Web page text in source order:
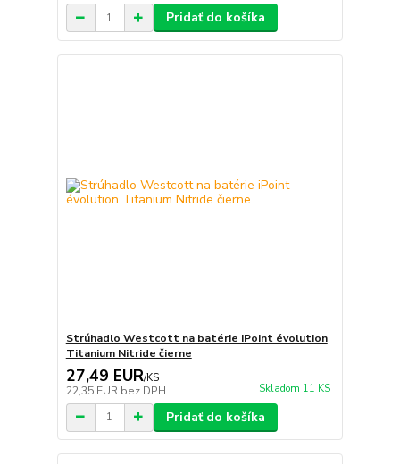
Pridať do košíka
Strúhadlo Westcott na batérie iPoint évolution
Titanium Nitride čierne
27,49 EUR/KS
22,35 EUR bez DPH Skladom 11 KS
Pridať do košíka